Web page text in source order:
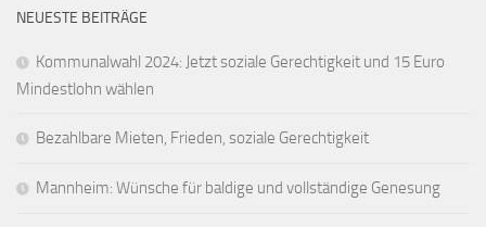
NEUESTE BEITRÄGE
Kommunalwahl 2024: Jetzt soziale Gerechtigkeit und 15 Euro
Mindestlohn wählen
Bezahlbare Mieten, Frieden, soziale Gerechtigkeit
Mannheim: Wünsche für baldige und vollständige Genesung